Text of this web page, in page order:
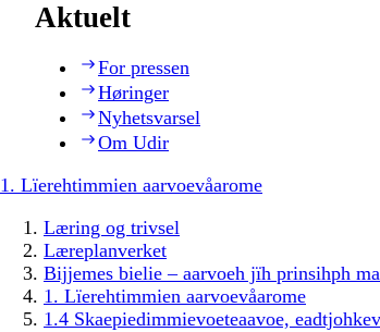
Aktuelt
For pressen
Høringer
Nyhetsvarsel
Om Udir
1. Lïerehtimmien aarvoevåarome
Læring og trivsel
Læreplanverket
Bijjemes bielie – aarvoeh jïh prinsihph
1. Lïerehtimmien aarvoevåarome
1.4 Skaepiedimmievoeteaavoe,